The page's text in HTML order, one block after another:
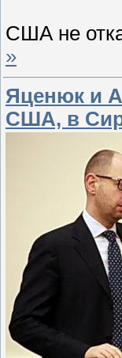
США не
»
Яценюк и
США, в